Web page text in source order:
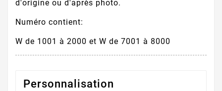
d'origine ou d'après photo.
Numéro contient:
W de 1001 à 2000 et W de 7001 à 8000
Personnalisation